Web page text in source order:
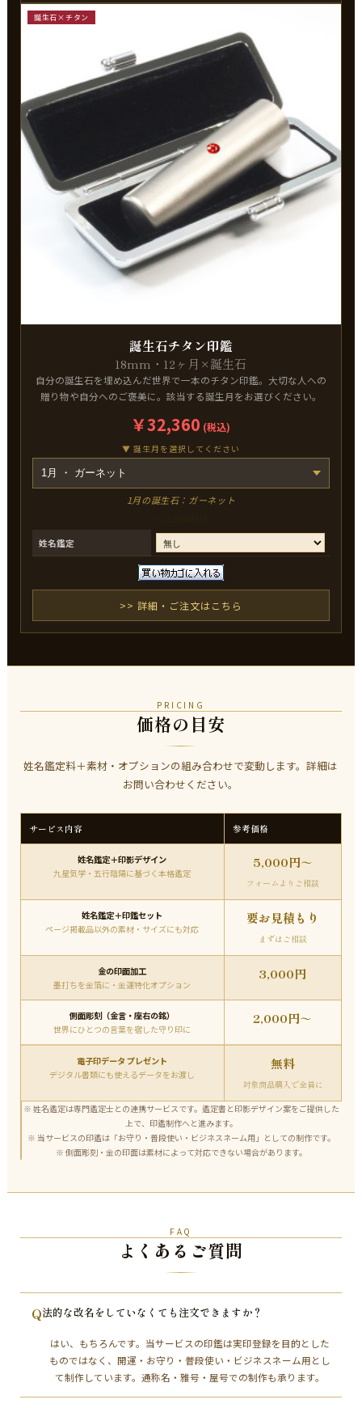
誕生石×チタン
誕生石チタン印鑑
18mm・12ヶ月×誕生石
自分の誕生石を埋め込んだ世界で一本のチタン印鑑。大切な人への
贈り物や自分へのご褒美に。該当する誕生月をお選びください。
￥32,360 (税込)
▼ 誕生月を選択してください
1月の誕生石：ガーネット
姓名鑑定
>> 詳細・ご注文はこちら
PRICING
価格の目安
姓名鑑定料＋素材・オプションの組み合わせで変動します。詳細は
お問い合わせください。
サービス内容 参考価格
姓名鑑定＋印影デザイン
九星気学・五行陰陽に基づく本格鑑定
5,000円～
フォームよりご相談
姓名鑑定＋印鑑セット
ページ掲載品以外の素材・サイズにも対応
要お見積もり
まずはご相談
金の印面加工
墨打ちを金箔に・金運特化オプション
3,000円
側面彫刻（金言・座右の銘）
世界にひとつの言葉を宿した守り印に
2,000円～
電子印データ プレゼント
デジタル書類にも使えるデータをお渡し
無料
対象商品購入で全員に
※ 姓名鑑定は専門鑑定士との連携サービスです。鑑定書と印影デザイン案をご提供した
上で、印鑑制作へと進みます。
※ 当サービスの印鑑は「お守り・普段使い・ビジネスネーム用」としての制作です。
※ 側面彫刻・金の印面は素材によって対応できない場合があります。
FAQ
よくあるご質問
Q法的な改名をしていなくても注文できますか？
はい、もちろんです。当サービスの印鑑は実印登録を目的とした
ものではなく、開運・お守り・普段使い・ビジネスネーム用とし
て制作しています。通称名・雅号・屋号での制作も承ります。